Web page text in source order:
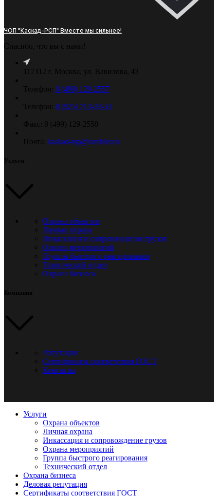
ЧОП "Каскад-РСП" Вместе мы сильнее!
Спасибо, что вы с нами!
117312 г. Москва, ул. Вавилова, 43
Телефон: 8 (499) 129-2557
Телефон: 8 (925) 713-33-33
Факс: 8 (499) 129-2558
Почта: kaskad-rsp@rambler.ru
Услуги
Охрана объектов
Личная охрана
Инкассация и сопровождение грузов
Охрана мероприятий
Группы быстрого реагирования
Технический отдел
Охрана бизнеса
Компания
Репутация
Сертификаты соответствия ГОСТ
Контакты
Услуги
Охрана объектов
Личная охрана
Инкассация и сопровождение грузов
Охрана мероприятий
Группа быстрого реагирования
Технический отдел
Охрана бизнеса
Деловая репутация
Сертификаты соответствия ГОСТ